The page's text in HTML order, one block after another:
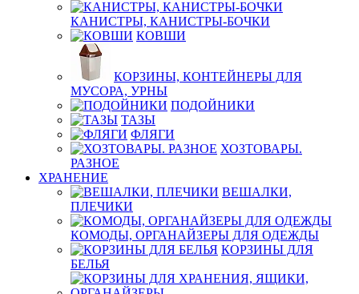
КАНИСТРЫ, КАНИСТРЫ-БОЧКИ
КОВШИ
КОРЗИНЫ, КОНТЕЙНЕРЫ ДЛЯ
МУСОРА, УРНЫ
ПОДОЙНИКИ
ТАЗЫ
ФЛЯГИ
ХОЗТОВАРЫ.
РАЗНОЕ
ХРАНЕНИЕ
ВЕШАЛКИ,
ПЛЕЧИКИ
КОМОДЫ, ОРГАНАЙЗЕРЫ ДЛЯ ОДЕЖДЫ
КОРЗИНЫ ДЛЯ
БЕЛЬЯ